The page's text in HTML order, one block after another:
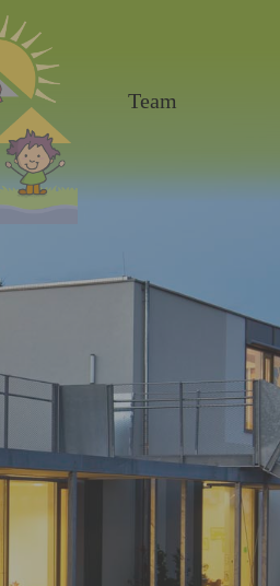
Team